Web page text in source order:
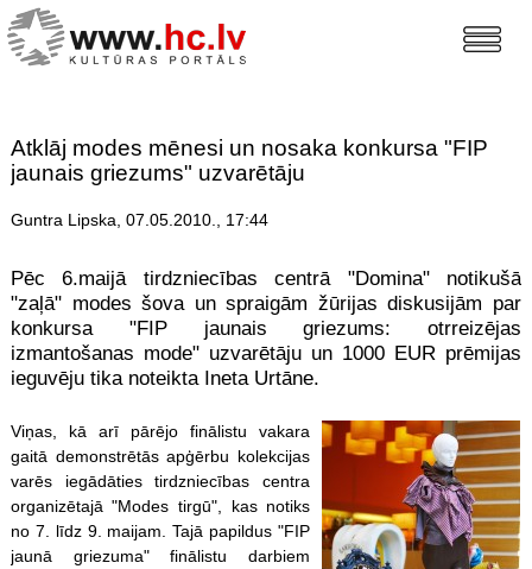
Atklāj modes mēnesi un nosaka konkursa "FIP
jaunais griezums" uzvarētāju
Guntra Lipska, 07.05.2010., 17:44
Pēc 6.maijā tirdzniecības centrā "Domina" notikušā
"zaļā" modes šova un spraigām žūrijas diskusijām par
konkursa "FIP jaunais griezums: otrreizējas
izmantošanas mode" uzvarētāju un 1000 EUR prēmijas
ieguvēju tika noteikta Ineta Urtāne.
Viņas, kā arī pārējo finālistu vakara
gaitā demonstrētās apģērbu kolekcijas
varēs iegādāties tirdzniecības centra
organizētajā "Modes tirgū", kas notiks
no 7. līdz 9. maijam. Tajā papildus "FIP
jaunā griezuma" finālistu darbiem